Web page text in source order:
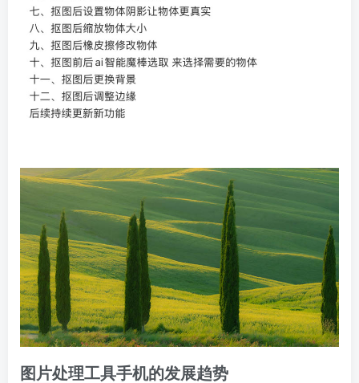
图片处理工具手机的发展趋势